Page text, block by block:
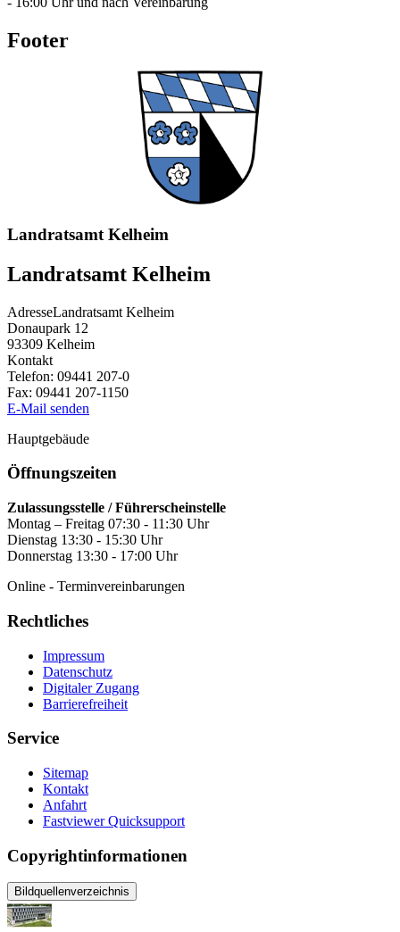
Footer
Landratsamt Kelheim
Landratsamt Kelheim
AdresseLandratsamt Kelheim
Donaupark 12
93309 Kelheim
Kontakt
Telefon: 09441 207-0
Fax: 09441 207-1150
E-Mail senden
Hauptgebäude
Öffnungszeiten
Zulassungsstelle / Führerscheinstelle
Montag – Freitag 07:30 - 11:30 Uhr
Dienstag 13:30 - 15:30 Uhr
Donnerstag 13:30 - 17:00 Uhr
Online - Terminvereinbarungen
Rechtliches
Impressum
Datenschutz
Digitaler Zugang
Barrierefreiheit
Service
Sitemap
Kontakt
Anfahrt
Fastviewer Quicksupport
Copyrightinformationen
Bildquellenverzeichnis